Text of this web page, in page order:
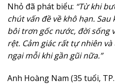
Nhỏ đã phát biểu: “Từ khi
chút vấn đề về khô hạn.
bôi trơn gốc nước, đời sống
rệt. Cảm giác rất tự nhiên
ngại mỗi khi gần gũi nữa.”
Anh Hoàng Nam (35 tuổi,